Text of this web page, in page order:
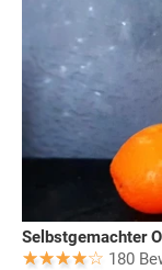
Selbstgemachter
180